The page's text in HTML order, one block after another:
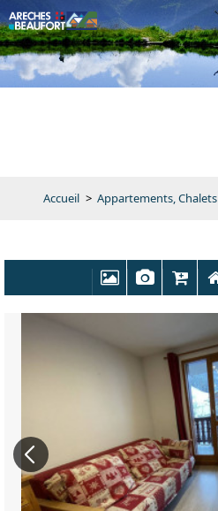
Accueil > Appartements, Chalets